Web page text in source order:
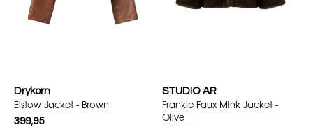
Drykorn
Elstow Jacket - Brown
399,95
STUDIO AR
Frankie Faux Mink Jacket -
Olive